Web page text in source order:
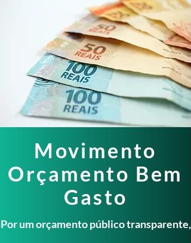
Movimento
Orçamento Bem
Gasto
Por um orçamento público transparente,